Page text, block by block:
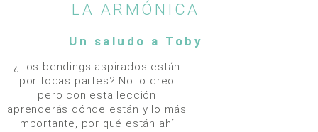
LA ARMÓNICA
Un saludo a Toby
¿Los bendings aspirados están
por todas partes? No lo creo
pero con esta lección
aprenderás dónde están y lo más
importante, por qué están ahí.